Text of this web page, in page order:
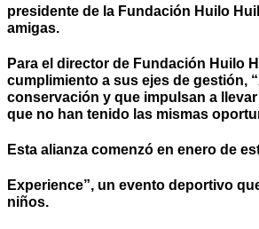
presidente de la Fundación Huilo
amigas.
Para el director de Fundación Huilo
cumplimiento a sus ejes de gestión,
conservación y que impulsan a
que no han tenido las mismas
Esta alianza comenzó en enero de
Experience”, un evento deportivo
niños.